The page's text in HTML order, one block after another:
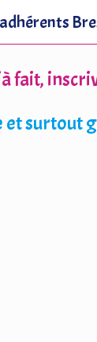
fait,
et surtout